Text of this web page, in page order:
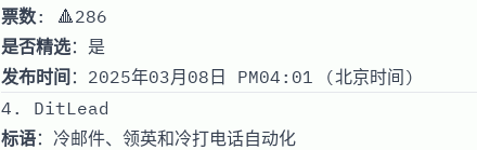
票数: 🔺286
是否精选：是
发布时间 ：2025年03月08日 PM04:01 (北京时间)
4. DitLead
标语：冷邮件、领英和冷打电话自动化